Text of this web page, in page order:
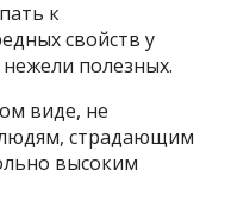
к
свойств у
полезных.
виде, не
людям, страдающим
высоким